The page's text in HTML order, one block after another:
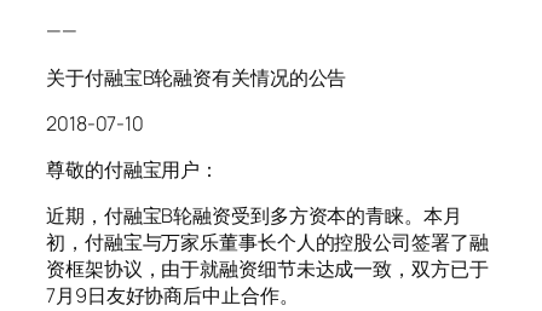
——
关于付融宝B轮融资有关情况的公告
2018-07-10
尊敬的付融宝用户：
近期，付融宝B轮融资受到多方资本的青睐。本月
初，付融宝与万家乐董事长个人的控股公司签署了融
资框架协议，由于就融资细节未达成一致，双方已于
7月9日友好协商后中止合作。